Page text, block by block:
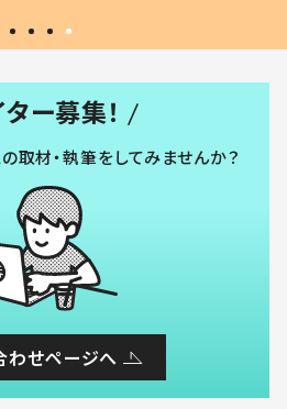
ー募集！
取材・執筆をしてみませんか？
わせページへ